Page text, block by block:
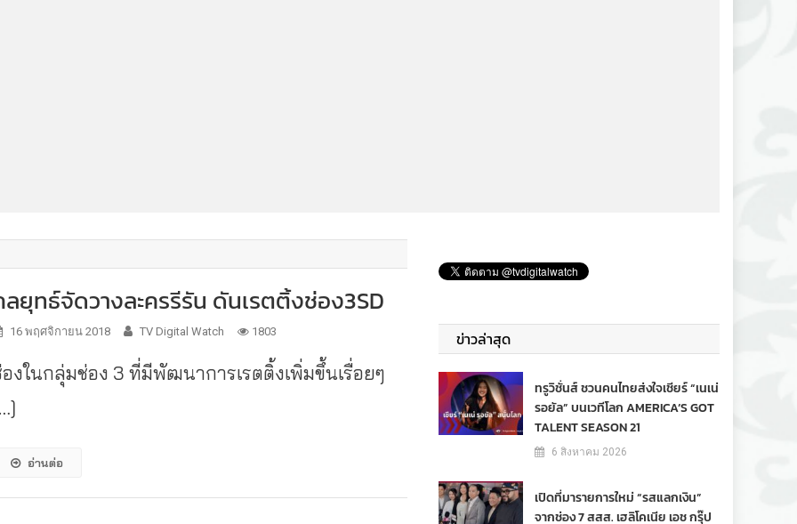
ยุทธ์จัดวางละครรีรัน ดันเรตติ้งช่อง3SD
16 พฤศจิกายน 2018 TV Digital Watch 1803
งในกลุ่มช่อง 3 ที่มีพัฒนาการเรตติ้งเพิ่มขึ้นเรื่อยๆ
อ่านต่อ
ข่าวล่าสุด
ทรูวิชั่นส์ ชวนคนไทยส่งใจเชียร์ “เนเน่
รอยัล” บนเวทีโลก AMERICA’S GOT
TALENT SEASON 21
6 สิงหาคม 2026
เปิดที่มารายการใหม่ “รสแลกเงิน”
จากช่อง 7 สสส. เฮลิโคเนีย เอช กรุ๊ป